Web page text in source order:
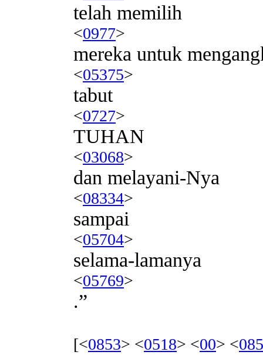
telah memilih
<0977>
mereka untuk
<05375>
tabut
<0727>
TUHAN
<03068>
dan melayani-Nya
<08334>
sampai
<05704>
selama-lamanya
<05769>
.”
[<0853> <0518> <00> <